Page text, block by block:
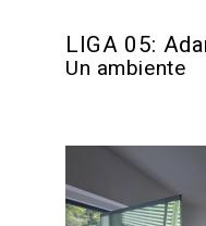
EXPOSICIONES
LIGA-ARCHIVOS
TEXTOS
LIGA 05:
Un ambiente